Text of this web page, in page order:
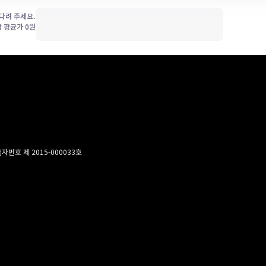
려 주세요.
평균가0원
자번호 제 2015-000033호